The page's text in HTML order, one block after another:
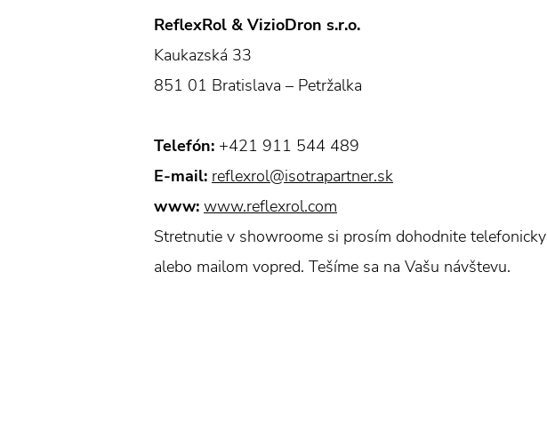
ReflexRol & VizioDron s.r.o.
Kaukazská 33
851 01 Bratislava – Petržalka
Telefón: +421 911 544 489
E-mail: reflexrol@isotrapartner.sk
www: www.reflexrol.com
Stretnutie v showroome si prosím dohodnite telefonicky
alebo mailom vopred. Tešíme sa na Vašu návštevu.